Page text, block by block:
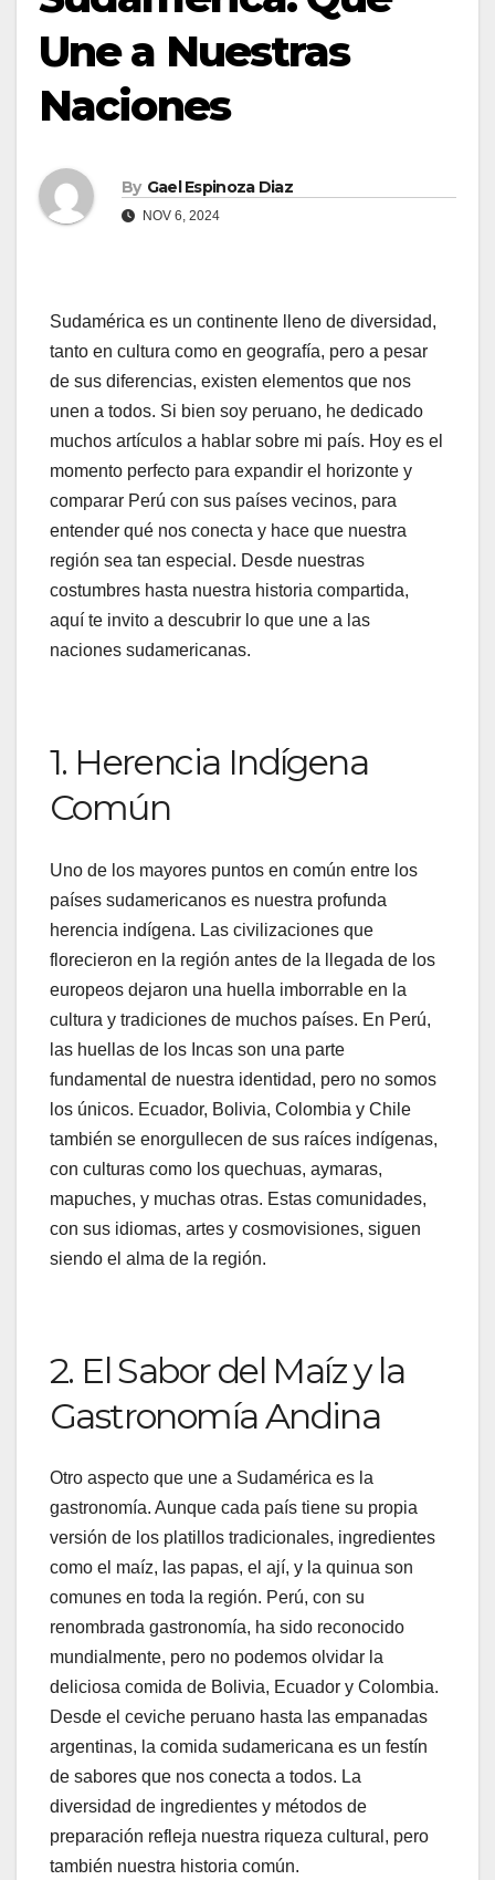
Une a Nuestras
Naciones
By Gael Espinoza Diaz
NOV 6, 2024
Sudamérica es un continente lleno de diversidad,
tanto en cultura como en geografía, pero a pesar
de sus diferencias, existen elementos que nos
unen a todos. Si bien soy peruano, he dedicado
muchos artículos a hablar sobre mi país. Hoy es el
momento perfecto para expandir el horizonte y
comparar Perú con sus países vecinos, para
entender qué nos conecta y hace que nuestra
región sea tan especial. Desde nuestras
costumbres hasta nuestra historia compartida,
aquí te invito a descubrir lo que une a las
naciones sudamericanas.
1. Herencia Indígena
Común
Uno de los mayores puntos en común entre los
países sudamericanos es nuestra profunda
herencia indígena. Las civilizaciones que
florecieron en la región antes de la llegada de los
europeos dejaron una huella imborrable en la
cultura y tradiciones de muchos países. En Perú,
las huellas de los Incas son una parte
fundamental de nuestra identidad, pero no somos
los únicos. Ecuador, Bolivia, Colombia y Chile
también se enorgullecen de sus raíces indígenas,
con culturas como los quechuas, aymaras,
mapuches, y muchas otras. Estas comunidades,
con sus idiomas, artes y cosmovisiones, siguen
siendo el alma de la región.
2. El Sabor del Maíz y la
Gastronomía Andina
Otro aspecto que une a Sudamérica es la
gastronomía. Aunque cada país tiene su propia
versión de los platillos tradicionales, ingredientes
como el maíz, las papas, el ají, y la quinua son
comunes en toda la región. Perú, con su
renombrada gastronomía, ha sido reconocido
mundialmente, pero no podemos olvidar la
deliciosa comida de Bolivia, Ecuador y Colombia.
Desde el ceviche peruano hasta las empanadas
argentinas, la comida sudamericana es un festín
de sabores que nos conecta a todos. La
diversidad de ingredientes y métodos de
preparación refleja nuestra riqueza cultural, pero
también nuestra historia común.